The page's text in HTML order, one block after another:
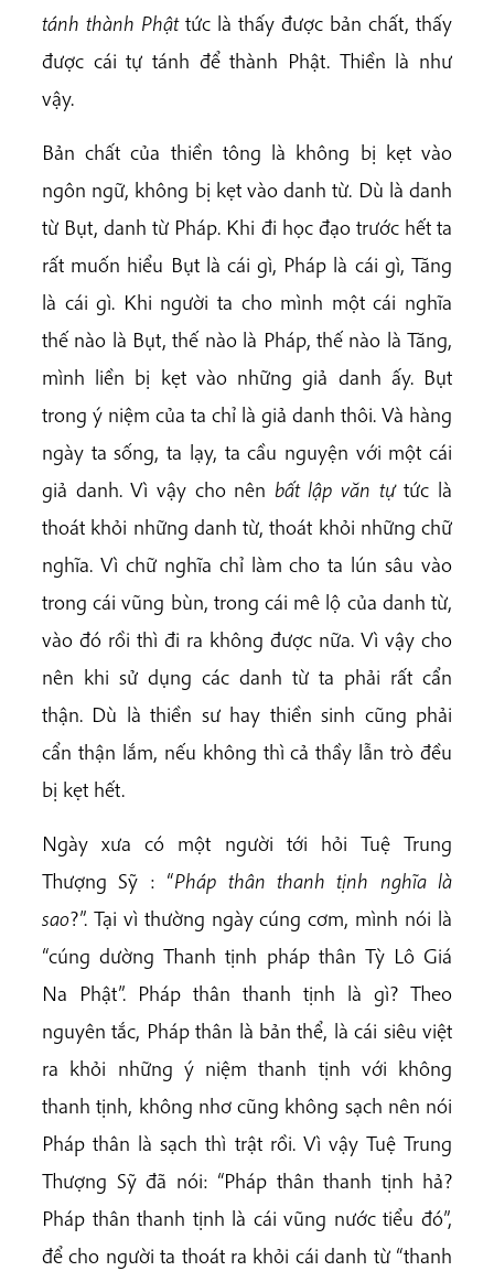
tánh thành Phậttức là thấy được bản chất, thấy
được cái tự tánh để thành Phật. Thiền là như
vậy.
Bản chất của thiền tông là không bị kẹt vào
ngôn ngữ, không bị kẹt vào danh từ. Dù là danh
từ Bụt, danh từ Pháp. Khi đi học đạo trước hết ta
rất muốn hiểu Bụt là cái gì, Pháp là cái gì, Tăng
là cái gì. Khi người ta cho mình một cái nghĩa
thế nào là Bụt, thế nào là Pháp, thế nào là Tăng,
mình liền bị kẹt vào những giả danh ấy. Bụt
trong ý niệm của ta chỉ là giả danh thôi. Và hàng
ngày ta sống, ta lạy, ta cầu nguyện với một cái
giả danh. Vì vậy cho nên bất lập văn tựtức là
thoát khỏi những danh từ, thoát khỏi những chữ
nghĩa. Vì chữ nghĩa chỉ làm cho ta lún sâu vào
trong cái vũng bùn, trong cái mê lộ của danh từ,
vào đó rồi thì đi ra không được nữa. Vì vậy cho
nên khi sử dụng các danh từ ta phải rất cẩn
thận. Dù là thiền sư hay thiền sinh cũng phải
cẩn thận lắm, nếu không thì cả thầy lẫn trò đều
bị kẹt hết.
Ngày xưa có một người tới hỏi Tuệ Trung
Thượng Sỹ : “Pháp thân thanh tịnh nghĩa là
sao?”. Tại vì thường ngày cúng cơm, mình nói là
“cúng dường Thanh tịnh pháp thân Tỳ Lô Giá
Na Phật”. Pháp thân thanh tịnh là gì? Theo
nguyên tắc, Pháp thân là bản thể, là cái siêu việt
ra khỏi những ý niệm thanh tịnh với không
thanh tịnh, không nhơ cũng không sạch nên nói
Pháp thân là sạch thì trật rồi. Vì vậy Tuệ Trung
Thượng Sỹ đã nói: “Pháp thân thanh tịnh hả?
Pháp thân thanh tịnh là cái vũng nước tiểu đó”,
để cho người ta thoát ra khỏi cái danh từ “thanh